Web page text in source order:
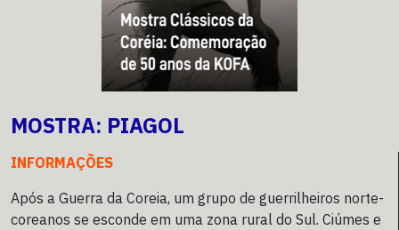
MOSTRA: PIAGOL
INFORMAÇÕES
Após a Guerra da Coreia, um grupo de guerrilheiros norte-
coreanos se esconde em uma zona rural do Sul. Ciúmes e